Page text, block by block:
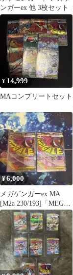
ンガーex 他 3枚セット
¥ 14,999
MAコンプリートセット
¥6,000
メガゲンガーex MA
[M2a 230/193]「MEGA
ドリームex」